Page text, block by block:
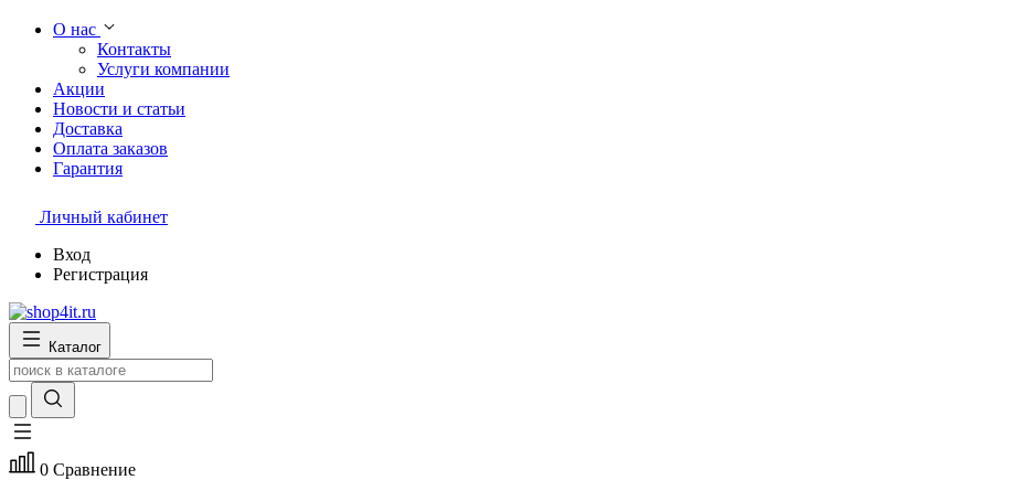
О нас
Контакты
Услуги компании
Акции
Новости и статьи
Доставка
Оплата заказов
Гарантия
Личный кабинет
Вход
Регистрация
Каталог
0 Сравнение